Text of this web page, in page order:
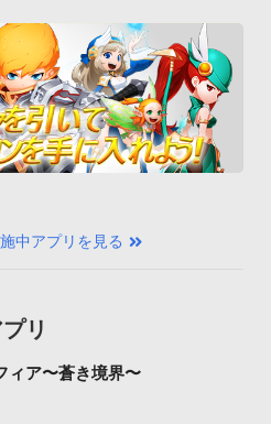
中アプリを見る
リ
ィア〜蒼き境界〜